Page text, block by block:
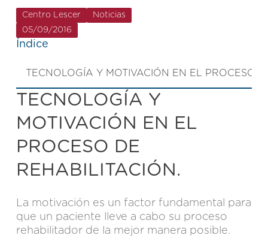
Centro Lescer
Noticias
05/09/2016
TECNOLOGÍA Y
MOTIVACIÓN EN EL
PROCESO DE
REHABILITACIÓN.
La motivación es un factor fundamental para
que un paciente lleve a cabo su proceso
rehabilitador de la mejor manera posible.
Índice
TECNOLOGÍA Y MOTIVACIÓN EN EL PROCESO